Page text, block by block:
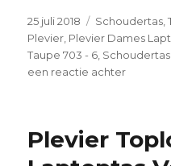
Geplaatst
op
25 juli 2018 Categorieën
Schoudertas ,
Plevier Plevier Dames
Taupe 703 - 6 Schoudertas
een reactie achter
Volnerf
Plevier